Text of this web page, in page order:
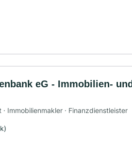
eG - Immobilien- und
Immobilienmakler · Finanzdienstleister